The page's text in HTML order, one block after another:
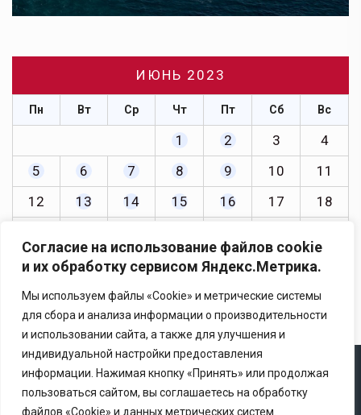
Согласие на использование файлов cookie
и их обработку сервисом Яндекс.Метрика.
Мы используем файлы «Cookie» и метрические системы
для сбора и анализа информации о производительности
и использовании сайта, а также для улучшения и
индивидуальной настройки предоставления
информации. Нажимая кнопку «Принять» или продолжая
пользоваться сайтом, вы соглашаетесь на обработку
файлов «Cookie» и данных метрических систем.
ИЮНЬ 2023
Пн Вт Ср Чт Пт Сб Вс
1 2 3
4
5
6 7 8 9 10
11
12
13 14 15 16 17
18
26
27 28 29
30
« Май Июл »
Copyright © 2025 Ассоциация «Некоммерческого
партнерство содействия развитию страхового рынка